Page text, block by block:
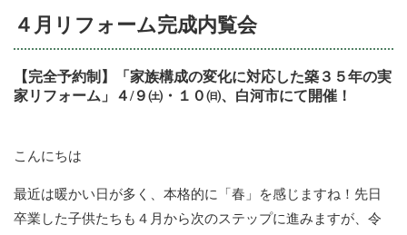
４月リフォーム完成内覧会
【完全予約制】「家族構成の変化に対応した築３５年の実
家リフォーム」４/９㈯・１０㈰、白河市にて開催！
こんにちは
最近は暖かい日が多く、本格的に「春」を感じますね！先日
卒業した子供たちも４月から次のステップに進みますが、令